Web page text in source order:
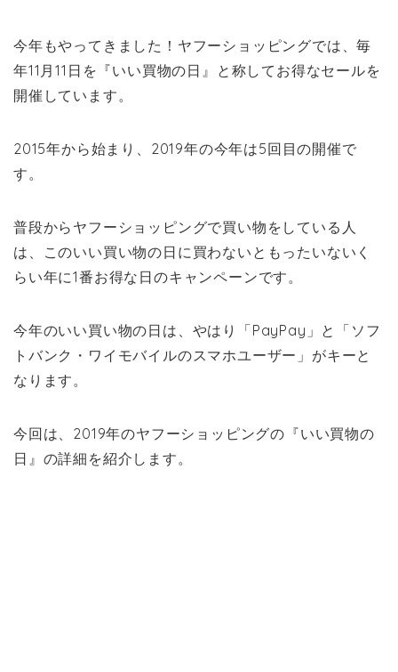
今年もやってきました！ヤフーショッピングでは、毎
年11月11日を『いい買物の日』と称してお得なセールを
開催しています。
2015年から始まり、2019年の今年は5回目の開催で
す。
普段からヤフーショッピングで買い物をしている人
は、このいい買い物の日に買わないともったいないく
らい年に1番お得な日のキャンペーンです。
今年のいい買い物の日は、やはり「PayPay」と「ソフ
トバンク・ワイモバイルのスマホユーザー」がキーと
なります。
今回は、2019年のヤフーショッピングの『いい買物の
日』の詳細を紹介します。